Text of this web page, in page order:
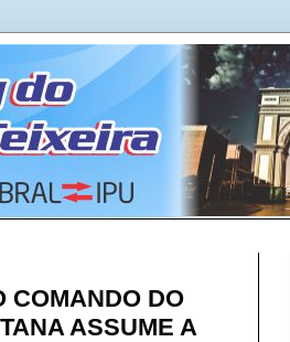
COMANDO DO
ASSUME A